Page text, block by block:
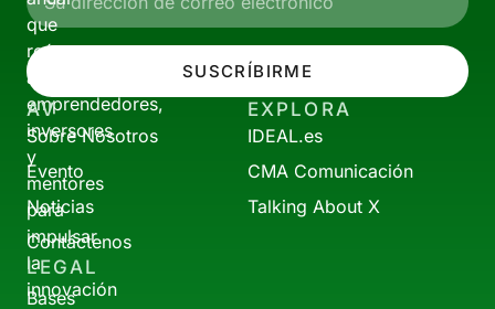
que
reúne
a
emprendedores,
inversores
y
mentores
para
impulsar
la
innovación
SUSCRÍBIRME
AV
Sobre Nosotros
Evento
Noticias
Contáctenos
EXPLORA
IDEAL.es
CMA Comunicación
Talking About X
LEGAL
Bases